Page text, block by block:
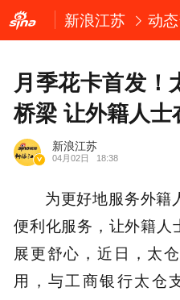
新浪江苏 动
月季花卡首发！
桥梁 让外籍人士
新浪江苏
04月02日 18:38
为更好地服务外籍
便利化服务，让外籍人
展更舒心，近日，太
用，与工商银行太仓